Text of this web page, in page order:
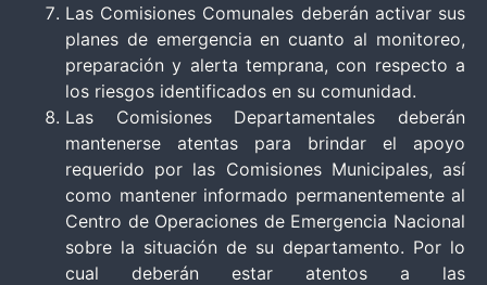
Las Comisiones Comunales deberán activar sus
planes de emergencia en cuanto al monitoreo,
preparación y alerta temprana, con respecto a
los riesgos identificados en su comunidad.
Las Comisiones Departamentales deberán
mantenerse atentas para brindar el apoyo
requerido por las Comisiones Municipales, así
como mantener informado permanentemente al
Centro de Operaciones de Emergencia Nacional
sobre la situación de su departamento. Por lo
cual deberán estar atentos a las